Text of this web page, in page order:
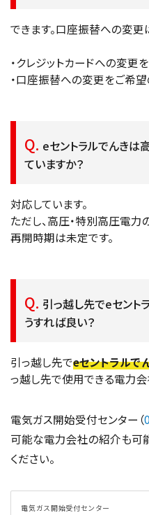
できます。口座振替への変
・クレジットカードへの変更
・口座振替への変更をご希
eセントラルでんきは
ていますか？
対応しています。
ただし、高圧・特別高圧電
再開時期は未定です。
引っ越し先でeセント
うすれば良い？
引っ越し先でeセントラルで
っ越し先で使用できる電力会
電気ガス開始受付センター（
可能な電力会社の紹介も可
ください。
電気ガス開始受付センター